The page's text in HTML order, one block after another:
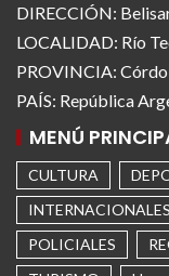
DIRECCIÓN:
LOCALIDAD: Río
PROVINCIA:
PAÍS: República
MENÚ
CULTURA
INTERNACIONALES
POLICIALES